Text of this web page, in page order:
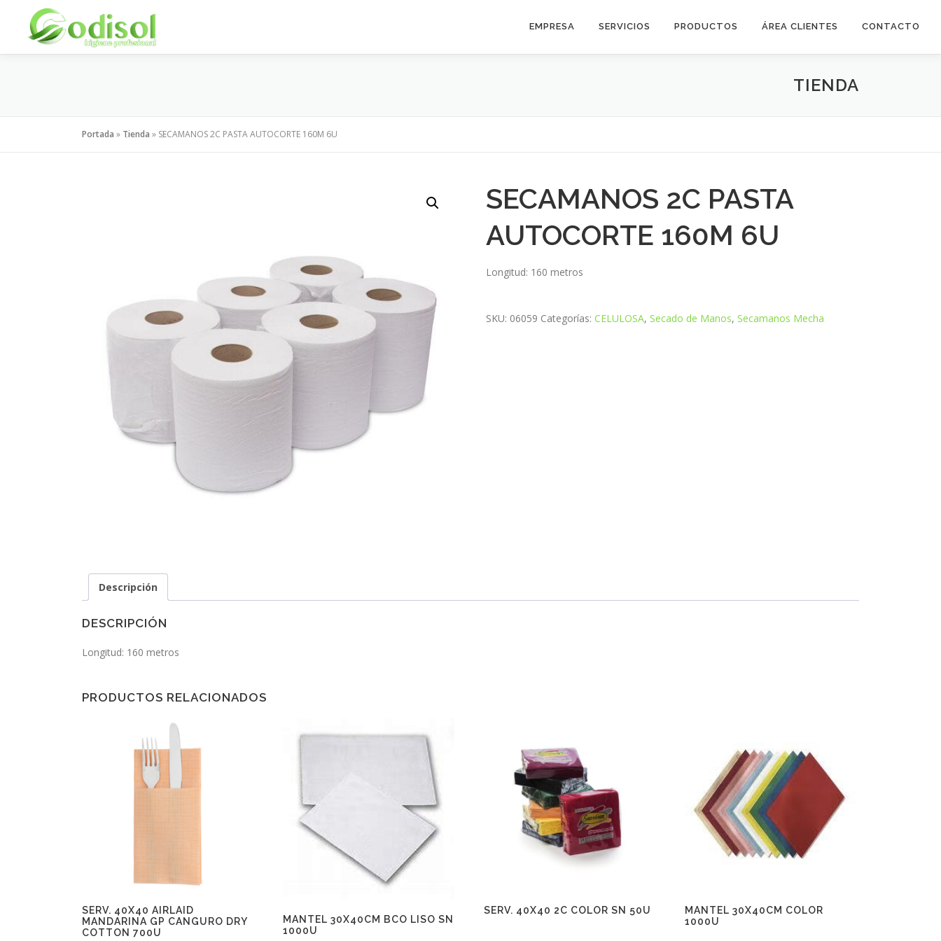
contenido
EMPRESA SERVICIOS PRODUCTOS ÁREA CLIENTES CONTACTO
TIENDA
Portada » Tienda » SECAMANOS 2C PASTA AUTOCORTE 160M 6U
SECAMANOS 2C PASTA
AUTOCORTE 160M 6U
Longitud: 160 metros
SKU: 06059 Categorías:CELULOSA,Secado de Manos,Secamanos Mecha
Descripción
DESCRIPCIÓN
Longitud: 160 metros
PRODUCTOS RELACIONADOS
SERV. 40X40 AIRLAID
MANDARINA GP CANGURO DRY
COTTON 700U
MANTEL 30X40CM BCO LISO SN
1000U
SERV. 40X40 2C COLOR SN 50U
MANTEL 30X40CM COLOR
1000U